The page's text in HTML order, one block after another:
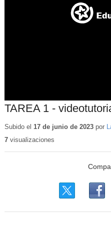
TAREA 1 -
Subido el 17 de junio de 2023por
7visualizaciones